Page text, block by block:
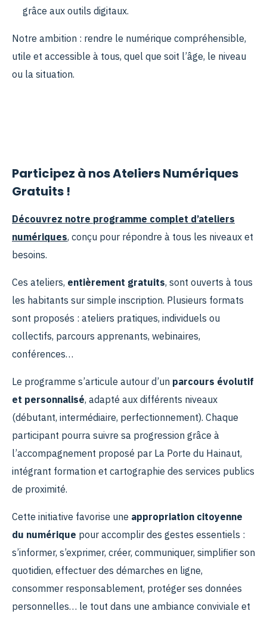
grâce aux outils digitaux.
Notre ambition : rendre le numérique compréhensible,
utile et accessible à tous, quel que soit l’âge, le niveau
ou la situation.
Participez à nos Ateliers Numériques
Gratuits !
Découvrez notre programme complet d’ateliers
numériques, conçu pour répondre à tous les niveaux et
besoins.
Ces ateliers, entièrement gratuits, sont ouverts à tous
les habitants sur simple inscription. Plusieurs formats
sont proposés : ateliers pratiques, individuels ou
collectifs, parcours apprenants, webinaires,
conférences…
Le programme s’articule autour d’un parcours évolutif
et personnalisé, adapté aux différents niveaux
(débutant, intermédiaire, perfectionnement). Chaque
participant pourra suivre sa progression grâce à
l’accompagnement proposé par La Porte du Hainaut,
intégrant formation et cartographie des services publics
de proximité.
Cette initiative favorise une appropriation citoyenne
du numérique pour accomplir des gestes essentiels :
s’informer, s’exprimer, créer, communiquer, simplifier son
quotidien, effectuer des démarches en ligne,
consommer responsablement, protéger ses données
personnelles… le tout dans une ambiance conviviale et